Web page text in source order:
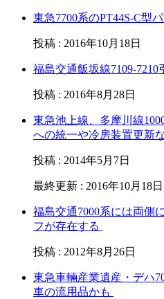
東急7700系のPT44S-C型
投稿 : 2016年10月18日
福島交通飯坂線7109-
投稿 : 2016年8月28日
東急池上線、多摩川線
への統一や冷房装置更新
投稿 : 2014年5月7日
最終更新 : 2016年10月18日
福島交通7000系には両側
フが存在する
投稿 : 2012年8月26日
東急車輛産業遺産・デハ
車の流用品かも